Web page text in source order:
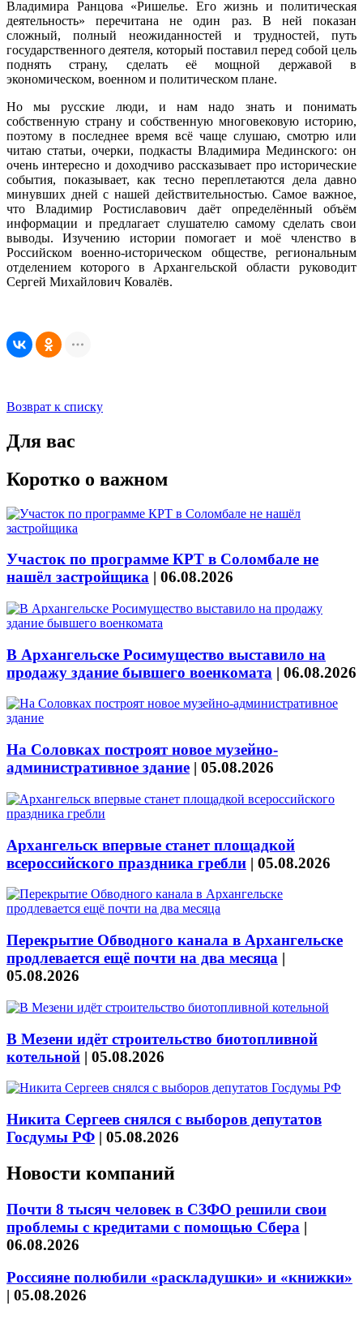
Владимира Ранцова «Ришелье. Его жизнь и политическая
деятельность» перечитана не один раз. В ней показан
сложный, полный неожиданностей и трудностей, путь
государственного деятеля, который поставил перед собой цель
поднять страну, сделать её мощной державой в
экономическом, военном и политическом плане.
Но мы русские люди, и нам надо знать и понимать
собственную страну и собственную многовековую историю,
поэтому в последнее время всё чаще слушаю, смотрю или
читаю статьи, очерки, подкасты Владимира Мединского: он
очень интересно и доходчиво рассказывает про исторические
события, показывает, как тесно переплетаются дела давно
минувших дней с нашей действительностью. Самое важное,
что Владимир Ростиславович даёт определённый объём
информации и предлагает слушателю самому сделать свои
выводы. Изучению истории помогает и моё членство в
Российском военно-историческом обществе, региональным
отделением которого в Архангельской области руководит
Сергей Михайлович Ковалёв.
Возврат к списку
Для вас
Коротко о важном
Участок по программе КРТ в Соломбале не
нашёл застройщика | 06.08.2026
В Архангельске Росимущество выставило на
продажу здание бывшего военкомата | 06.08.2026
На Соловках построят новое музейно-
административное здание | 05.08.2026
Архангельск впервые станет площадкой
всероссийского праздника гребли | 05.08.2026
Перекрытие Обводного канала в Архангельске
продлевается ещё почти на два месяца |
05.08.2026
В Мезени идёт строительство биотопливной
котельной | 05.08.2026
Никита Сергеев снялся с выборов депутатов
Госдумы РФ | 05.08.2026
Новости компаний
Почти 8 тысяч человек в СЗФО решили свои
проблемы с кредитами с помощью Сбера |
06.08.2026
Россияне полюбили «раскладушки» и «книжки»
| 05.08.2026